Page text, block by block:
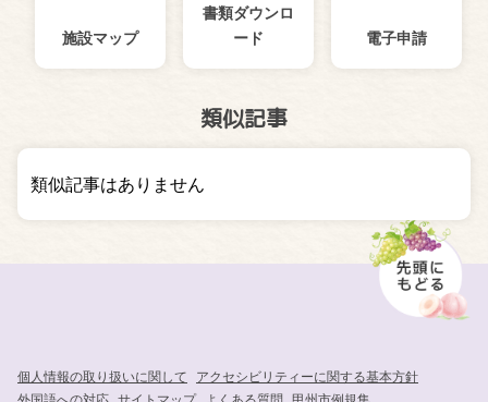
施設マップ
書類ダウンロ
ード
電子申請
類似記事
類似記事はありません
個人情報の取り扱いに関して アクセシビリティーに関する基本方針